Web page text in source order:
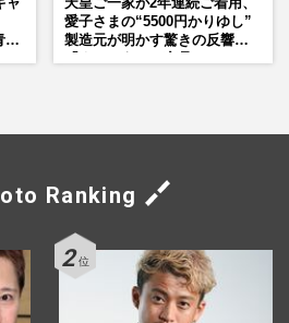
年
愛子さまの“5500円かりゆし”
製造元が明かす驚きの反響
Ranking